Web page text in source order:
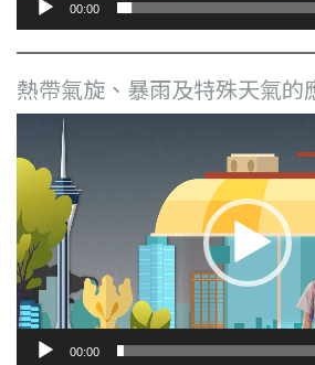
00:00
熱帶氣旋、暴雨及特殊天氣的
訊
放
器
00:00